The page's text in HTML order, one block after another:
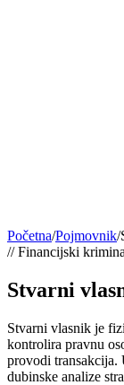
Početna/Pojmovnik/
//Financijski
Stvarni
Stvarni vlasnik je
kontrolira pravnu
provodi transakcija.
dubinske analize